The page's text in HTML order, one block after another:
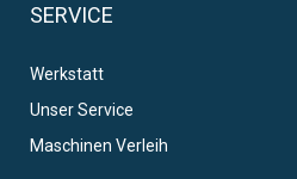
SERVICE
Werkstatt
Unser Service
Maschinen Verleih